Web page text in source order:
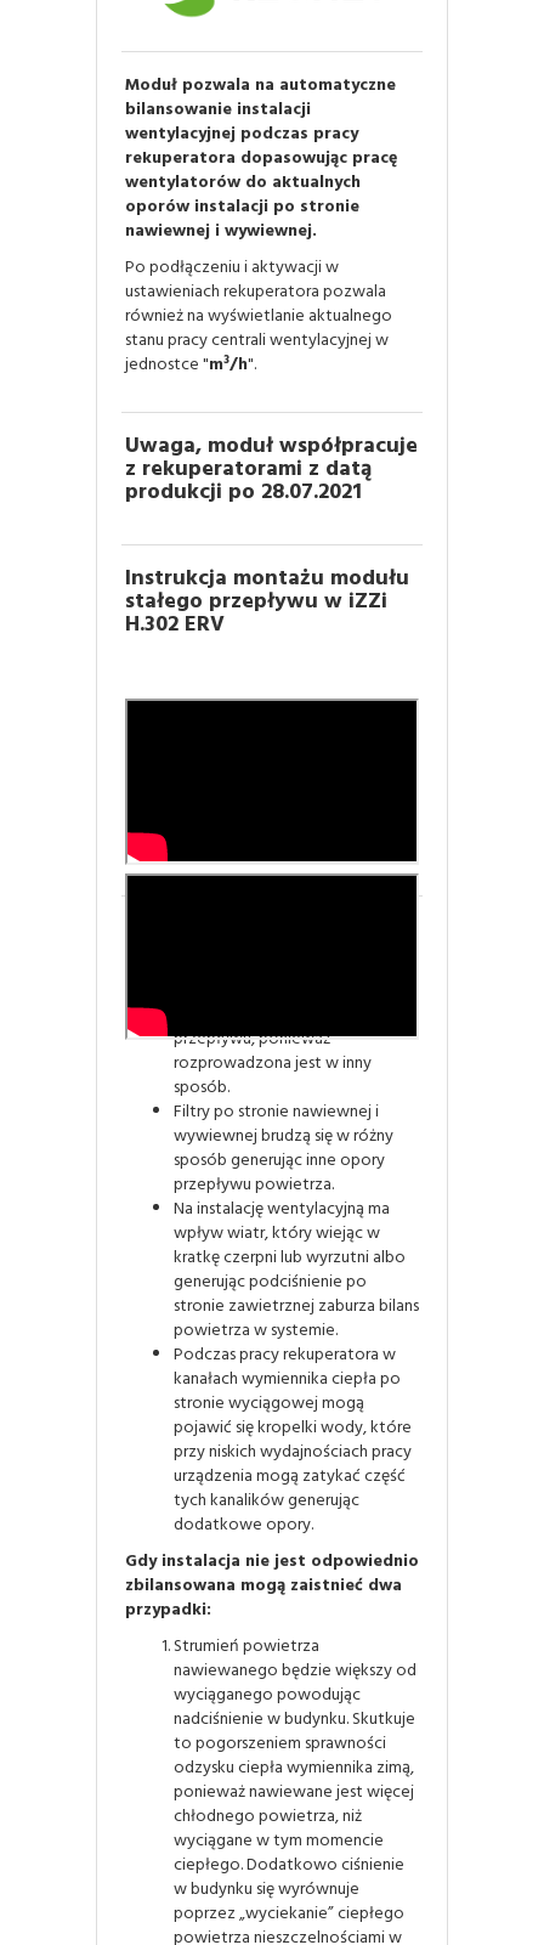
Moduł pozwala na automatyczne
bilansowanie instalacji
wentylacyjnej podczas pracy
rekuperatora dopasowując pracę
wentylatorów do aktualnych
oporów instalacji po stronie
nawiewnej i wywiewnej.
Po podłączeniu i aktywacji w
ustawieniach rekuperatora pozwala
również na wyświetlanie aktualnego
stanu pracy centrali wentylacyjnej w
jednostce "m³/h".
Uwaga, moduł współpracuje
z rekuperatorami z datą
produkcji po 28.07.2021
Instrukcja montażu modułu
stałego przepływu w iZZi
H.302 ERV
przepływu, ponieważ
rozprowadzona jest w inny
sposób.
Filtry po stronie nawiewnej i
wywiewnej brudzą się w różny
sposób generując inne opory
przepływu powietrza.
Na instalację wentylacyjną ma
wpływ wiatr, który wiejąc w
kratkę czerpni lub wyrzutni albo
generując podciśnienie po
stronie zawietrznej zaburza bilans
powietrza w systemie.
Podczas pracy rekuperatora w
kanałach wymiennika ciepła po
stronie wyciągowej mogą
pojawić się kropelki wody, które
przy niskich wydajnościach pracy
urządzenia mogą zatykać część
tych kanalików generując
dodatkowe opory.
Gdy instalacja nie jest odpowiednio
zbilansowana mogą zaistnieć dwa
przypadki:
Strumień powietrza
nawiewanego będzie większy od
wyciąganego powodując
nadciśnienie w budynku. Skutkuje
to pogorszeniem sprawności
odzysku ciepła wymiennika zimą,
ponieważ nawiewane jest więcej
chłodnego powietrza, niż
wyciągane w tym momencie
ciepłego. Dodatkowo ciśnienie
w budynku się wyrównuje
poprzez „wyciekanie” ciepłego
powietrza nieszczelnościami w